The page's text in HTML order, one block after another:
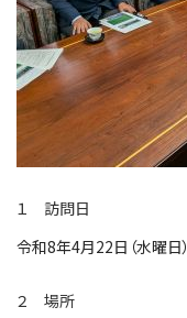
１ 訪問日
令和8年4月22日（水曜日）
２ 場所